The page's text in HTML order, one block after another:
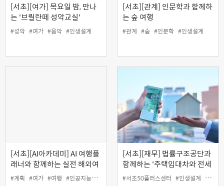
[서초][여가] 목요일 밤, 만나
는 '브릴란떼 성악교실'
#성악 #여가 #음악 #인생설계
[서초][관계] 인문학과 함께하
는 숲 여행
#관계 #숲 #인문학 #인생설계
[서초][AI아카데미] AI 여행플
래너와 함께하는 실전 해외여
행 준비
#계획 #여가 #여행 #인공지능 #인생설계
[서초][재무] 법률구조공단과
함께하는 '주택임대차와 전세
사기 피해예방' (온라인)
#서초50플러스센터 #인생설계 #재무